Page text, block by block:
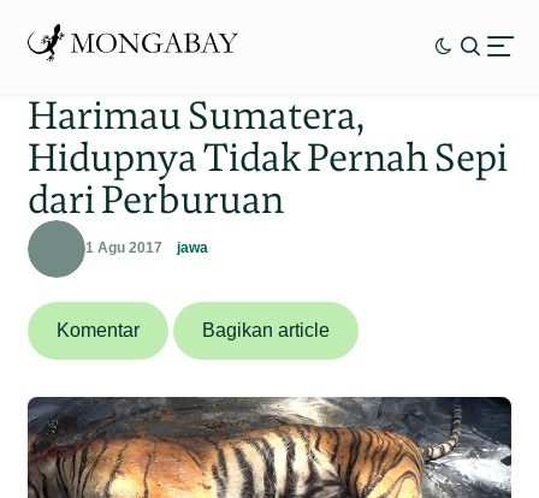
Harimau Sumatera,
Hidupnya Tidak Pernah Sepi
dari Perburuan
1 Agu 2017 jawa
Komentar Bagikan article